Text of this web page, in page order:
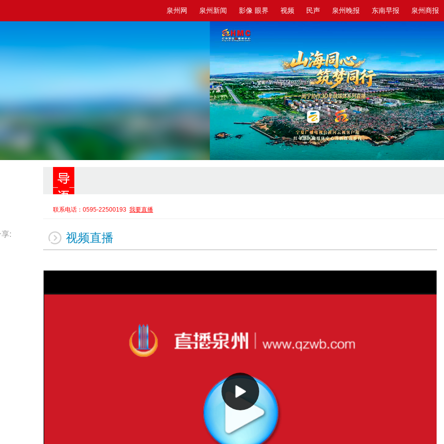
泉州网 泉州新闻 影像 眼界 视频 民声 泉州晚报 东南早报 泉州商报
联系电话：0595-22500193 我要直播
视频直播
: